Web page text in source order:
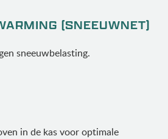
(SNEEUWNET)
sneeuwbelasting.
in de kas voor optimale